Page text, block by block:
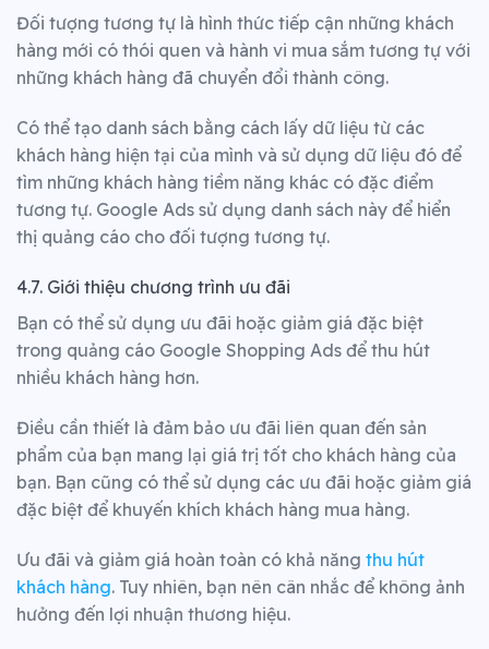
Đối tượng tương tự là hình thức tiếp cận những khách
hàng mới có thói quen và hành vi mua sắm tương tự với
những khách hàng đã chuyển đổi thành công.
Có thể tạo danh sách bằng cách lấy dữ liệu từ các
khách hàng hiện tại của mình và sử dụng dữ liệu đó để
tìm những khách hàng tiềm năng khác có đặc điểm
tương tự. Google Ads sử dụng danh sách này để hiển
thị quảng cáo cho đối tượng tương tự.
4.7. Giới thiệu chương trình ưu đãi
Bạn có thể sử dụng ưu đãi hoặc giảm giá đặc biệt
trong quảng cáo Google Shopping Ads để thu hút
nhiều khách hàng hơn.
Điều cần thiết là đảm bảo ưu đãi liên quan đến sản
phẩm của bạn mang lại giá trị tốt cho khách hàng của
bạn. Bạn cũng có thể sử dụng các ưu đãi hoặc giảm giá
đặc biệt để khuyến khích khách hàng mua hàng.
Ưu đãi và giảm giá hoàn toàn có khả năng thu hút
khách hàng. Tuy nhiên, bạn nên cân nhắc để không ảnh
hưởng đến lợi nhuận thương hiệu.